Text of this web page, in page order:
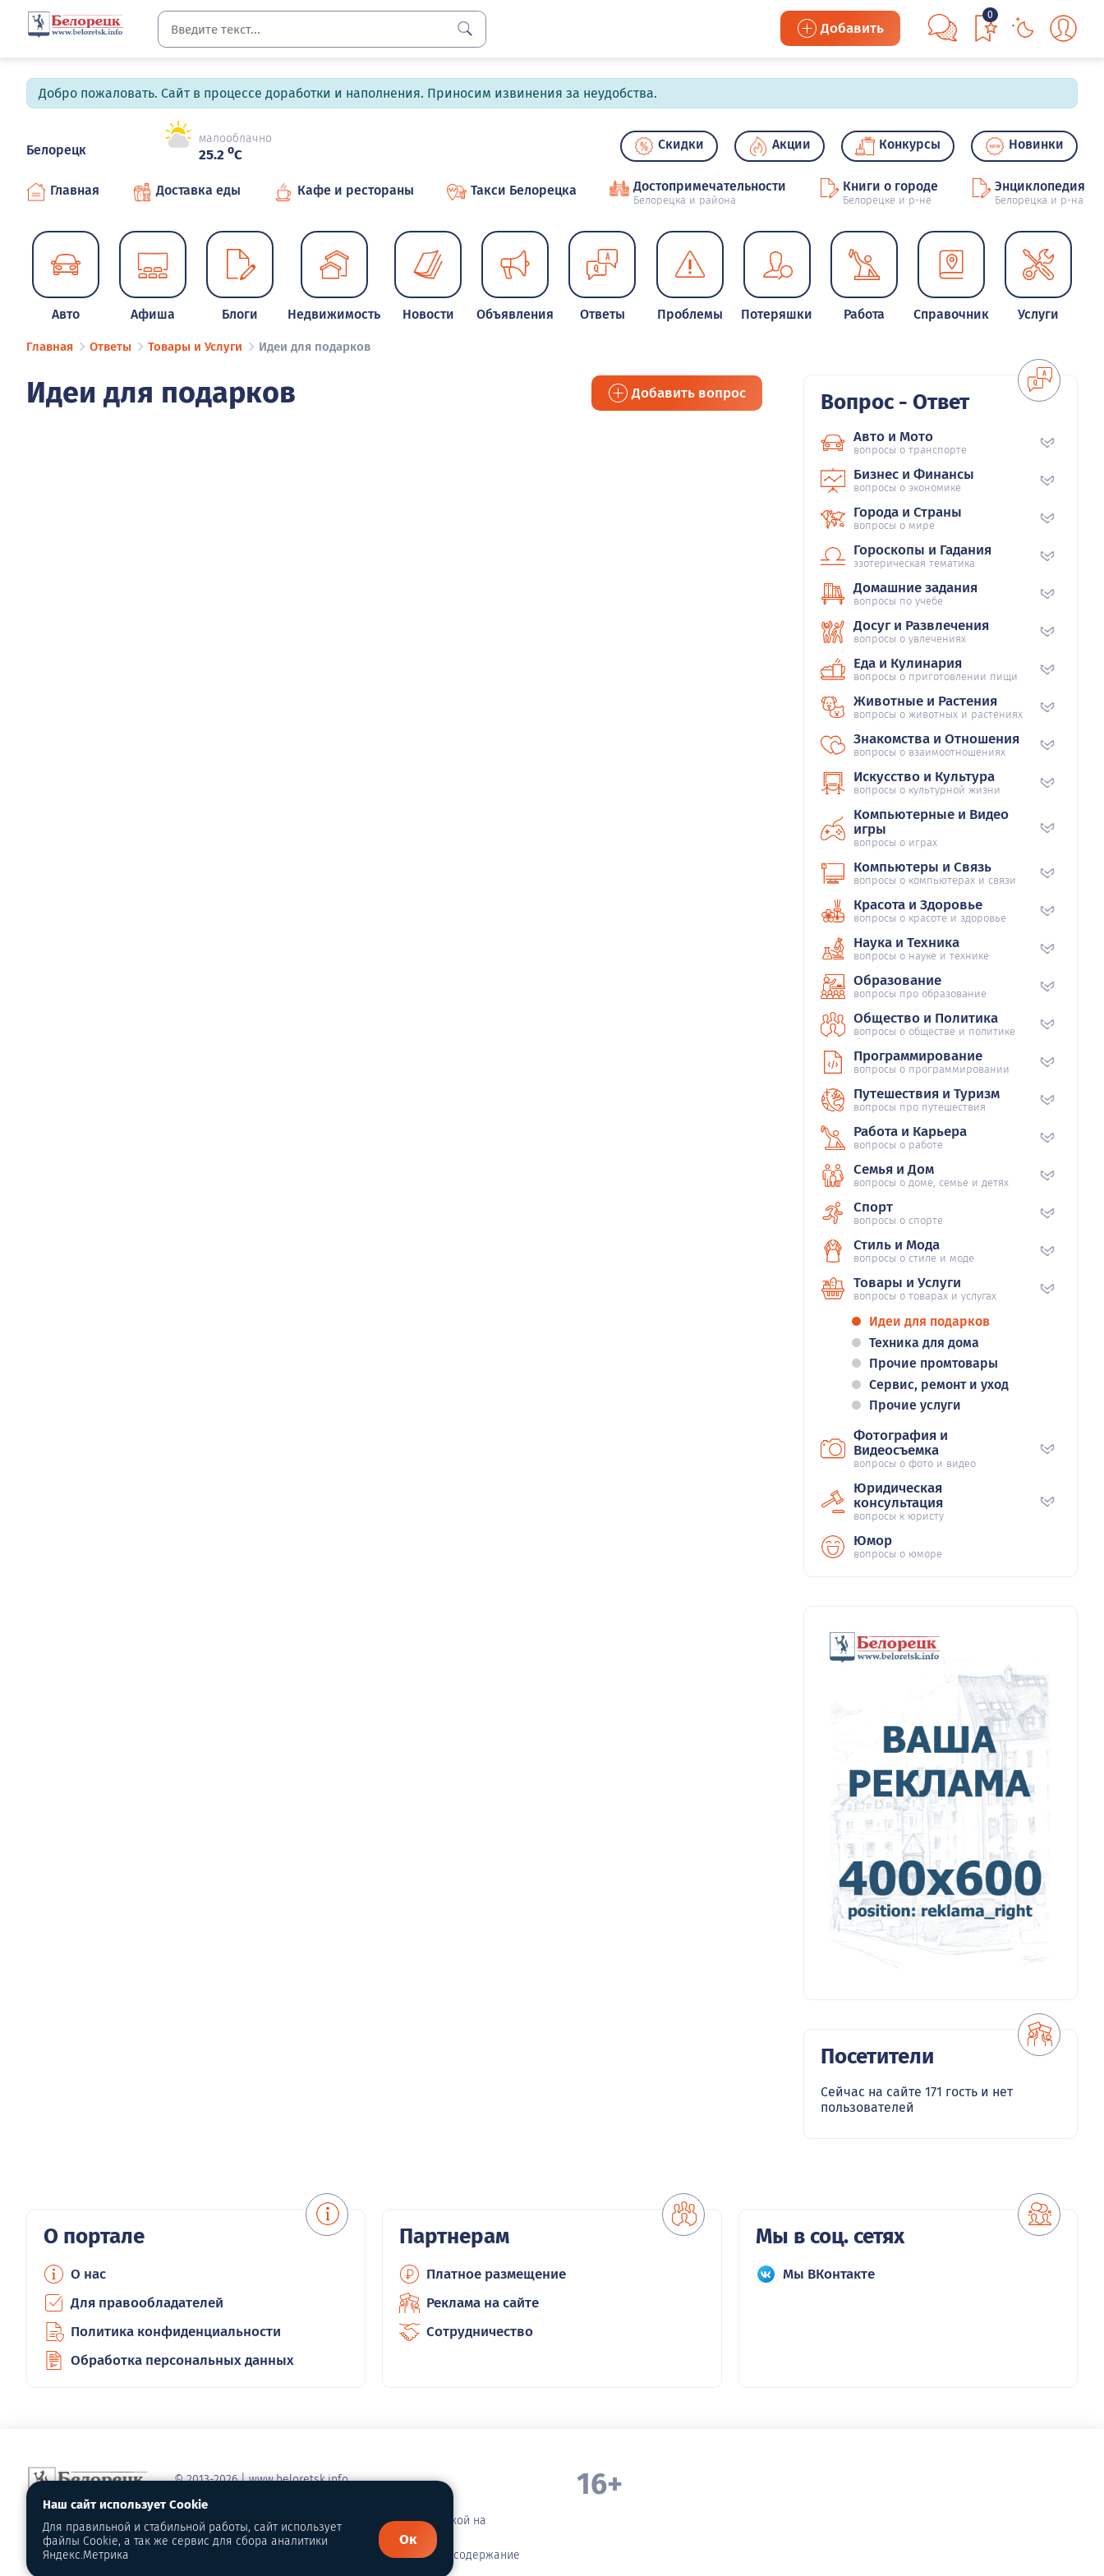
Добавить
0
Добро пожаловать. Сайт в процессе доработки и наполнения. Приносим извинения за неудобства.
Белорецк
малооблачно
25.2 oC
Скидки Акции Конкурсы Новинки
Главная Доставка еды Кафе и рестораны Такси Белорецка Достопримечательности
Белорецка и района
Книги о городе
Белорецке и р-не
Энциклопедия
Белорецка и р-на
Авто Афиша Блоги Недвижимость Новости Объявления Ответы Проблемы Потеряшки Работа Справочник Услуги
Главная Ответы Товары и Услуги Идеи для подарков
Идеи для подарков Добавить вопрос Вопрос - Ответ
Авто и Мото
вопросы о транспорте
Бизнес и Финансы
вопросы о экономике
Города и Страны
вопросы о мире
Гороскопы и Гадания
эзотерическая тематика
Домашние задания
вопросы по учебе
Досуг и Развлечения
вопросы о увлечениях
Еда и Кулинария
вопросы о приготовлении пищи
Животные и Растения
вопросы о животных и растениях
Знакомства и Отношения
вопросы о взаимоотношениях
Искусство и Культура
вопросы о культурной жизни
Компьютерные и Видео
игры
вопросы о играх
Компьютеры и Связь
вопросы о компьютерах и связи
Красота и Здоровье
вопросы о красоте и здоровье
Наука и Техника
вопросы о науке и технике
Образование
вопросы про образование
Общество и Политика
вопросы о обществе и политике
Программирование
вопросы о программировании
Путешествия и Туризм
вопросы про путешествия
Работа и Карьера
вопросы о работе
Семья и Дом
вопросы о доме, семье и детях
Спорт
вопросы о спорте
Стиль и Мода
вопросы о стиле и моде
Товары и Услуги
вопросы о товарах и услугах
Идеи для подарков
Техника для дома
Прочие промтовары
Сервис, ремонт и уход
Прочие услуги
Фотография и
Видеосъемка
вопросы о фото и видео
Юридическая
консультация
вопросы к юристу
Юмор
вопросы о юморе
Посетители
Сейчас на сайте 171 гость и нет
пользователей
О портале
О нас
Для правообладателей
Политика конфиденциальности
Обработка персональных данных
Партнерам
Платное размещение
Реклама на сайте
Сотрудничество
Мы в соц. сетях
Мы ВКонтакте
© 2013-2026 | www.beloretsk.info
Справочно-информационный сайт г. Белорецка
Перепубликация материалов с обязательной ссылкой на
первоисточник - www.beloretsk.info
Администрация сайта не несет ответственности за содержание
16+
Наш сайт использует Cookie
Для правильной и стабильной работы, сайт использует
файлы Cookie, а так же сервис для сбора аналитики
Яндекс.Метрика
Ок